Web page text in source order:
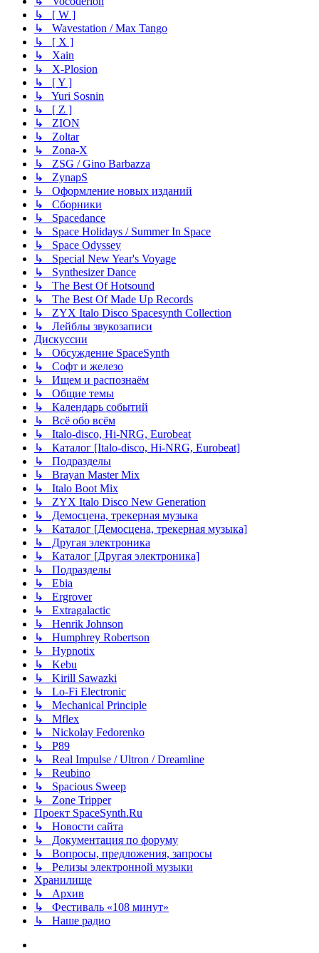
↳ [ W ]
↳ Wavestation / Max Tango
↳ [ X ]
↳ Xain
↳ X-Plosion
↳ [ Y ]
↳ Yuri Sosnin
↳ [ Z ]
↳ ZION
↳ Zoltar
↳ Zona-X
↳ ZSG / Gino Barbazza
↳ ZynapS
↳ Оформление новых изданий
↳ Сборники
↳ Spacedance
↳ Space Holidays / Summer In Space
↳ Space Odyssey
↳ Special New Year's Voyage
↳ Synthesizer Dance
↳ The Best Of Hotsound
↳ The Best Of Made Up Records
↳ ZYX Italo Disco Spacesynth Collection
↳ Лейблы звукозаписи
Дискуссии
↳ Обсуждение SpaceSynth
↳ Софт и железо
↳ Ищем и распознаём
↳ Общие темы
↳ Календарь событий
↳ Всё обо всём
↳ Italo-disco, Hi-NRG, Eurobeat
↳ Каталог [Italo-disco, Hi-NRG, Eurobeat]
↳ Подразделы
↳ Brayan Master Mix
↳ Italo Boot Mix
↳ ZYX Italo Disco New Generation
↳ Демосцена, трекерная музыка
↳ Каталог [Демосцена, трекерная музыка]
↳ Другая электроника
↳ Каталог [Другая электроника]
↳ Подразделы
↳ Ebia
↳ Ergrover
↳ Extragalactic
↳ Henrik Johnson
↳ Humphrey Robertson
↳ Hypnotix
↳ Kebu
↳ Kirill Sawazki
↳ Lo-Fi Electronic
↳ Mechanical Principle
↳ Mflex
↳ Nickolay Fedorenko
↳ P89
↳ Real Impulse / Ultron / Dreamline
↳ Reubino
↳ Spacious Sweep
↳ Zone Tripper
Проект SpaceSynth.Ru
↳ Новости сайта
↳ Документация по форуму
↳ Вопросы, предложения, запросы
↳ Релизы электронной музыки
Хранилище
↳ Архив
↳ Фестиваль «108 минут»
↳ Наше радио